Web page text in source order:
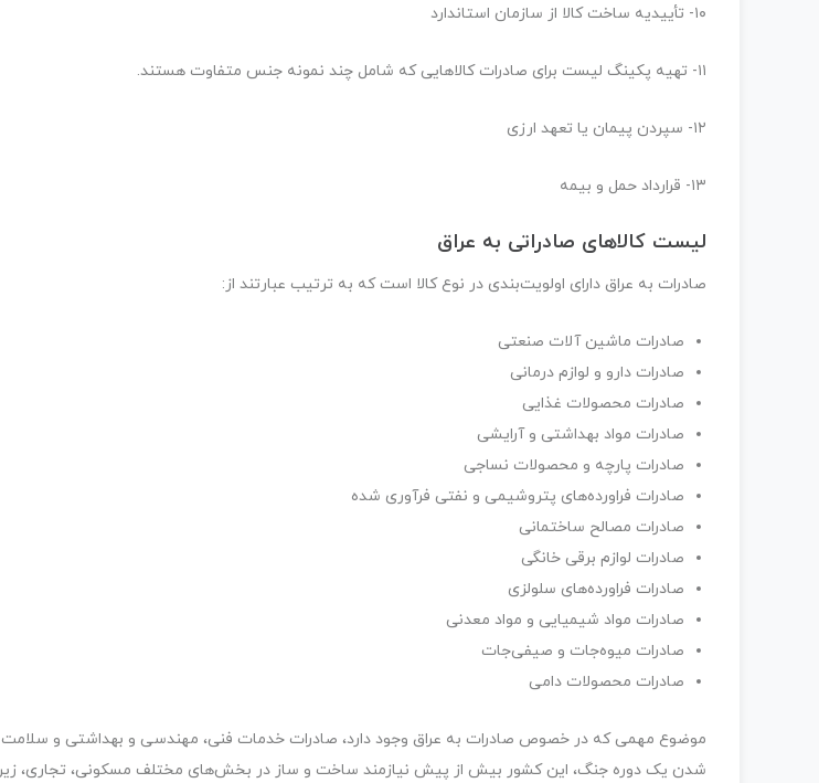
۱۰- تأییدیه ساخت کالا از سازمان استاندارد
۱۱- تهیه پکینگ لیست برای صادرات کالاهایی که شامل چند نمونه جنس متفاوت هستند.
۱۲- سپردن پیمان یا تعهد ارزی
۱۳- قرارداد حمل و بیمه
لیست کالاهای صادراتی به عراق
صادرات به عراق دارای اولویت‌بندی در نوع کالا است که به ترتیب عبارتند از:
صادرات ماشین آلات صنعتی
صادرات دارو و لوازم درمانی
صادرات محصولات غذایی
صادرات مواد بهداشتی و آرایشی
صادرات پارچه و محصولات نساجی
صادرات فراورده‌های پتروشیمی و نفتی فرآوری شده
صادرات مصالح ساختمانی
صادرات لوازم برقی خانگی
صادرات فراورده‌های سلولزی
صادرات مواد شیمیایی و مواد معدنی
صادرات میوه‌جات و صیفی‌جات
صادرات محصولات دامی
موضوع مهمی که در خصوص صادرات به عراق وجود دارد، صادرات خدمات فنی، مهندسی و بهداشتی و
شدن یک دوره جنگ، این کشور بیش از پیش نیازمند ساخت و ساز در بخش‌های مختلف مسکونی، تجاری،